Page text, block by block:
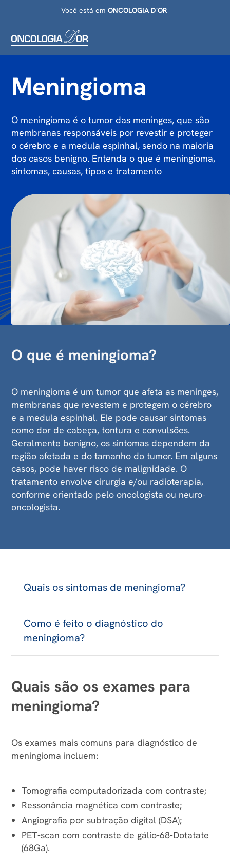
Você está em ONCOLOGIA D`OR
Meningioma
O meningioma é o tumor das meninges, que são
membranas responsáveis por revestir e proteger
o cérebro e a medula espinhal, sendo na maioria
dos casos benigno. Entenda o que é meningioma,
sintomas, causas, tipos e tratamento
O que é meningioma?
O meningioma é um tumor que afeta as meninges,
membranas que revestem e protegem o cérebro
e a medula espinhal. Ele pode causar sintomas
como dor de cabeça, tontura e convulsões.
Geralmente benigno, os sintomas dependem da
região afetada e do tamanho do tumor. Em alguns
casos, pode haver risco de malignidade. O
tratamento envolve cirurgia e/ou radioterapia,
conforme orientado pelo oncologista ou neuro-
oncologista.
Quais os sintomas de meningioma?
Os sintomas mais comuns de meningioma
incluem:
Mudanças no comportamento, alterações
mentais ou cognitivas;
Problemas visuais como perda, visão dupla
Paralisia facial;
Fraqueza muscular ou falta de reflexos;
Dificuldade para falar ou engolir;
Náuseas, vômitos, tontura e convulsões.
Os sintomas variam conforme a localização e
tamanho do tumor.
Como é feito o diagnóstico do
meningioma?
neuro-oncologista, que avalia os sintomas e
realiza exames clínicos e neurológicos. Exames de
imagem, como tomografia e ressonância
Quais são os exames para
meningioma?
Os exames mais comuns para diagnóstico de
meningioma incluem:
Tomografia computadorizada com contraste;
Ressonância magnética com contraste;
Angiografia por subtração digital (DSA);
PET-scan com contraste de gálio-68-Dotatate
(68Ga).